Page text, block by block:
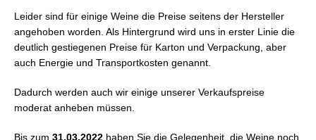
Leider sind für einige Weine die Preise seitens der Hersteller
angehoben worden. Als Hintergrund wird uns in erster Linie die
deutlich gestiegenen Preise für Karton und Verpackung, aber
auch Energie und Transportkosten genannt.
Dadurch werden auch wir einige unserer Verkaufspreise
moderat anheben müssen.
Bis zum 31.03.2022 haben Sie die Gelegenheit, die Weine noch